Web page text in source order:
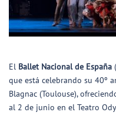
El Ballet Nacional de España
que está celebrando su 40º
Blagnac (Toulouse),
al 2 de junio en el Teatro